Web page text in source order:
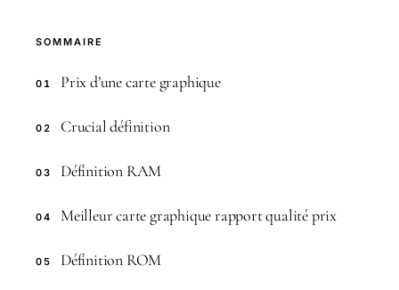
SOMMAIRE
01 Prix d’une carte graphique
02 Crucial définition
03 Définition RAM
04 Meilleur carte graphique rapport qualité prix
05 Définition ROM